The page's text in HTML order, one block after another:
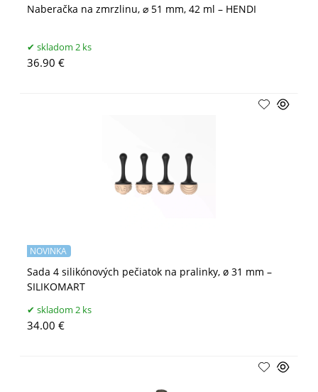
Naberačka na zmrzlinu, ⌀ 51 mm, 42 ml – HENDI
skladom 2 ks
36.90 €
Sada 4 silikónových pečiatok na pralinky, ø 31 mm –
SILIKOMART
NOVINKA
skladom 2 ks
34.00 €